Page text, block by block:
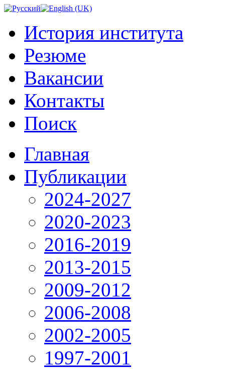
История института
Резюме
Вакансии
Контакты
Поиск
Главная
Публикации
2024-2027
2020-2023
2016-2019
2013-2015
2009-2012
2006-2008
2002-2005
1997-2001